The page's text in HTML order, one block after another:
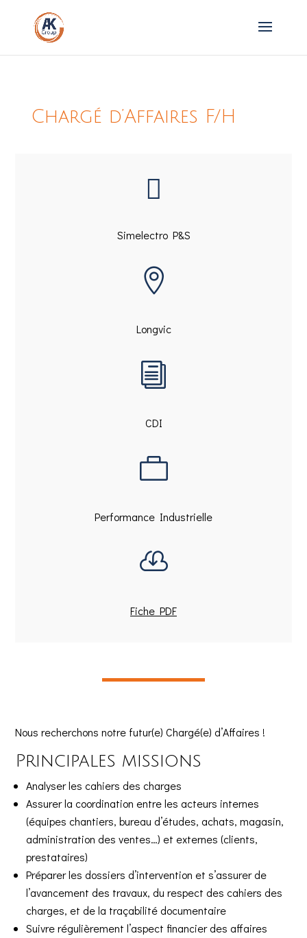
Chargé d’Affaires F/H

Simelectro P&S

Longvic
i
CDI

Performance Industrielle

Fiche PDF
Nous recherchons notre futur(e) Chargé(e) d’Affaires !
Principales missions
Analyser les cahiers des charges
Assurer la coordination entre les acteurs internes
(équipes chantiers, bureau d’études, achats, magasin,
administration des ventes…) et externes (clients,
prestataires)
Préparer les dossiers d’intervention et s’assurer de
l’avancement des travaux, du respect des cahiers des
charges, et de la traçabilité documentaire
Suivre régulièrement l’aspect financier des affaires